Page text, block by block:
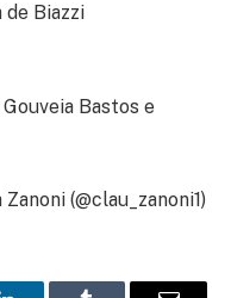
de Biazzi
Bastos e
(@clau_zanoni1)